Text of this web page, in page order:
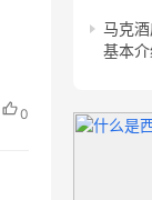
0
马克
基本